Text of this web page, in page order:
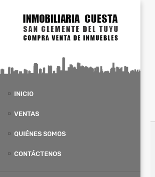
INICIO
VENTAS
QUIÉNES SOMOS
CONTÁCTENOS